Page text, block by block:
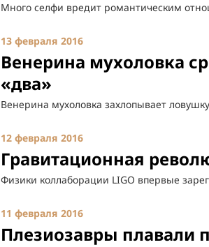
Много селфи вредит романтическим
13 февраля 2016
Венерина мухоловка
«два»
Венерина мухоловка захлопывает
12 февраля 2016
Гравитационная
Физики коллаборации LIGO впервые
11 февраля 2016
Плезиозавры плавали